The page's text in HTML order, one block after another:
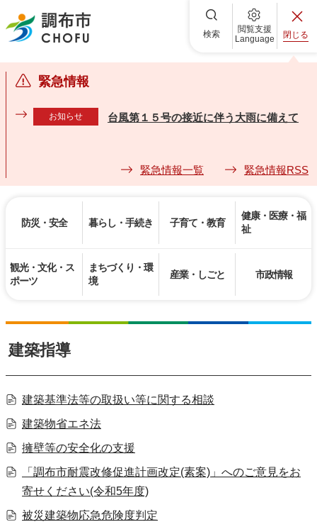
調布市 検索
閲覧支援
Language
閉じる
緊急情報
お知らせ 台風第１５号の接近に伴う大雨に備えて
緊急情報一覧 緊急情報RSS
防災・安全 暮らし・手続き 子育て・教育
健康・医療・福
祉
観光・文化・ス
ポーツ
まちづくり・環
境
産業・しごと 市政情報
建築指導
建築基準法等の取扱い等に関する相談
建築物省エネ法
擁壁等の安全化の支援
「調布市耐震改修促進計画改定(素案)」へのご意見をお
寄せください(令和5年度)
被災建築物応急危険度判定